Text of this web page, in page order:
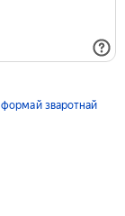
формай зваротнай